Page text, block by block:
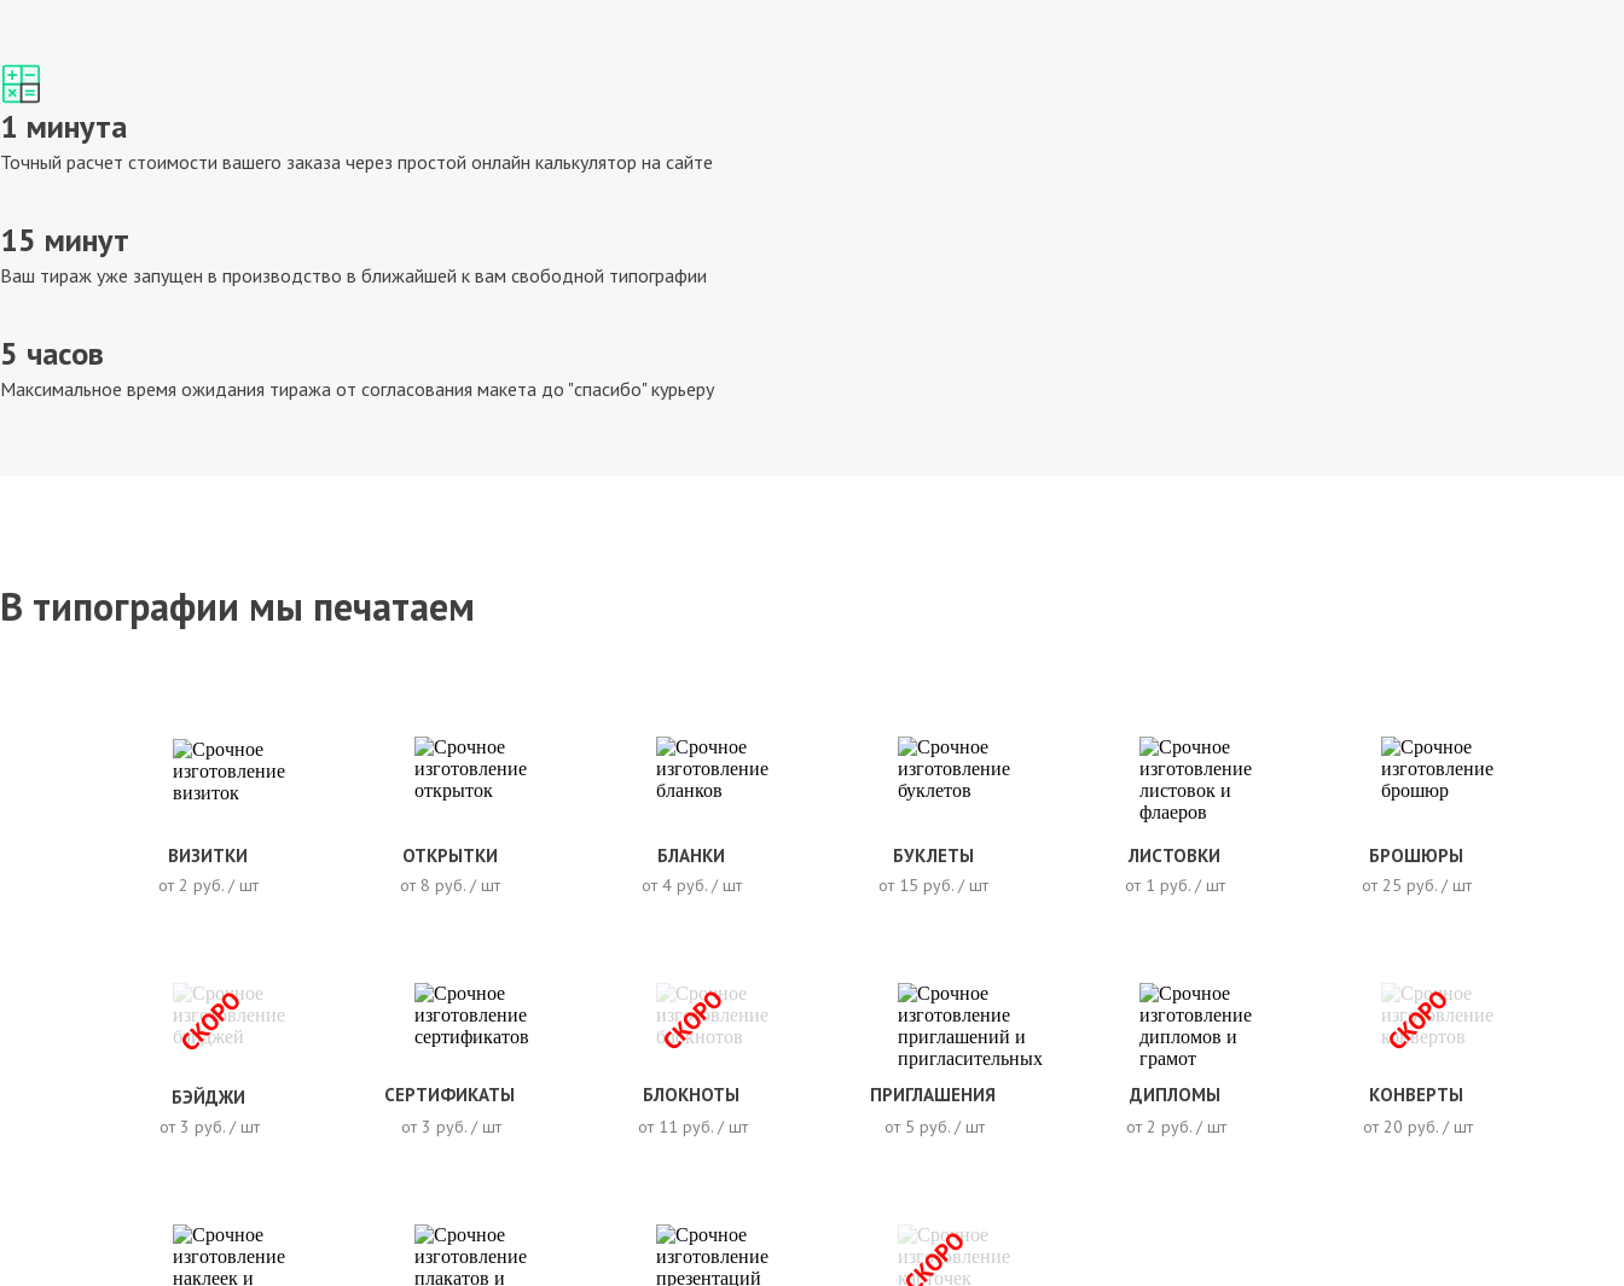
1 минута
Точный расчет стоимости вашего заказа через простой онлайн калькулятор на сайте
15 минут
Ваш тираж уже запущен в производство в ближайшей к вам свободной типографии
5 часов
Максимальное время ожидания тиража от согласования макета до "спасибо" курьеру
В типографии мы печатаем
от 3 руб. / шт
БЭЙДЖИ
от 3 руб. / шт
СЕРТИФИКАТЫ
от 11 руб. / шт
БЛОКНОТЫ
от 5 руб. / шт
ПРИГЛАШЕНИЯ
от 2 руб. / шт
ДИПЛОМЫ
от 20 руб. / шт
КОНВЕРТЫ
от 25 руб. / шт
БРОШЮРЫ
от 1 руб. / шт
ЛИСТОВКИ
от 15 руб. / шт
БУКЛЕТЫ
от 4 руб. / шт
БЛАНКИ
от 8 руб. / шт
ОТКРЫТКИ
от 2 руб. / шт
ВИЗИТКИ
СКОРО СКОРО СКОРО
СКОРО